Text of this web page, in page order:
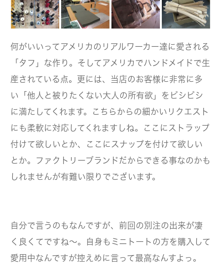
何がいいってアメリカのリアルワーカー達に愛される
「タフ」な作り。そしてアメリカでハンドメイドで生
産されている点。更には、当店のお客様に非常に多
い「他人と被りたくない大人の所有欲」をビシビシ
に満たしてくれます。こちらからの細かいリクエスト
にも柔軟に対応してくれますしね。ここにストラップ
付けて欲しいとか、ここにスナップを付けて欲しい
とか。ファクトリーブランドだからできる事なのかも
しれませんが有難い限りでございます。
自分で言うのもなんですが、前回の別注の出来が凄
く良くてですね～。自身もミニトートの方を購入して
愛用中なんですが控えめに言って最高なんすよっ。